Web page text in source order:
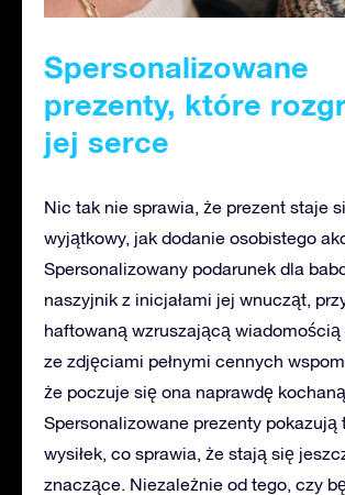
Spersonalizowane
prezenty, które
jej serce
Nic tak nie sprawia, że prezent staje
wyjątkowy, jak dodanie osobistego
Spersonalizowany podarunek dla
naszyjnik z inicjałami jej wnucząt,
haftowaną wzruszającą wiadomością
ze zdjęciami pełnymi cennych
że poczuje się ona naprawdę
Spersonalizowane prezenty pokazują
wysiłek, co sprawia, że stają się
znaczące. Niezależnie od tego, czy